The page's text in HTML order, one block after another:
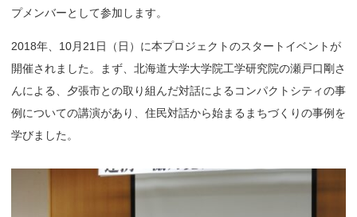
プメンバーとして参加します。
2018年、10月21日（日）に本プロジェクトのスタートイベントが
開催されました。まず、北海道大学大学院工学研究院の瀬戸口剛さ
んによる、夕張市との取り組んだ対話によるコンパクトシティの事
例についての講演があり、住民対話から始まるまちづくりの事例を
学びました。